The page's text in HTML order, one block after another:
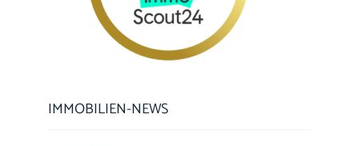
IMMOBILIEN-NEWS